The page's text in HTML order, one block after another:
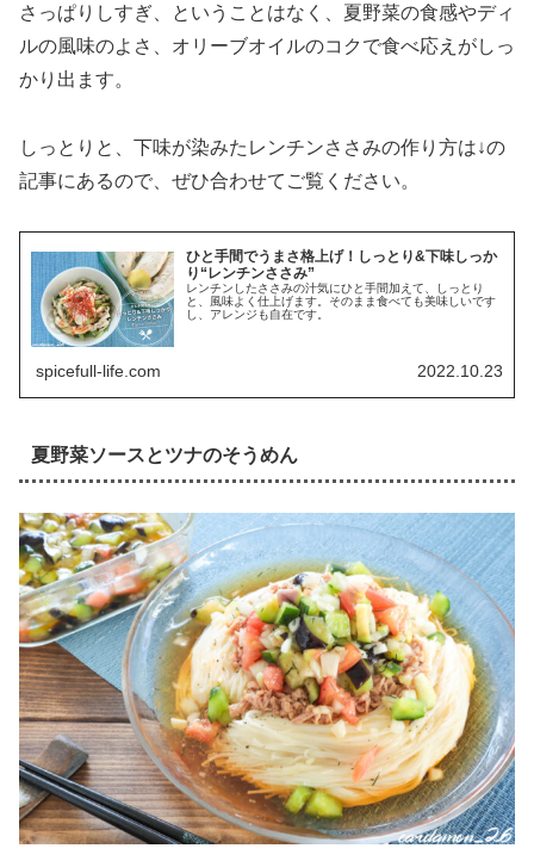
さっぱりしすぎ、ということはなく、夏野菜の食感やディ
ルの風味のよさ、オリーブオイルのコクで食べ応えがしっ
かり出ます。
しっとりと、下味が染みたレンチンささみの作り方は↓の
記事にあるので、ぜひ合わせてご覧ください。
ひと手間でうまさ格上げ！しっとり&下味しっか
り“レンチンささみ”
レンチンしたささみの汁気にひと手間加えて、しっとり
と、風味よく仕上げます。そのまま食べても美味しいです
し、アレンジも自在です。
spicefull-life.com 2022.10.23
夏野菜ソースとツナのそうめん